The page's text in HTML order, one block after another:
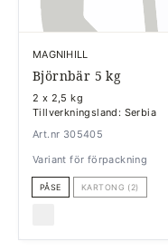
MAGNIHILL
Björnbär 5 kg
2 x 2,5 kg
Tillverkningsland: Serbia
Art.nr 305405
Variant för förpackning
PÅSE KARTONG (2)